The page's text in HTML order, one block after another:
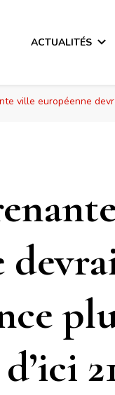
ACTUALITÉS
ville européenne